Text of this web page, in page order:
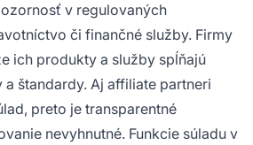
v regulovaných
či finančné služby. Firmy
ich produkty a služby spĺňajú
štandardy. Aj affiliate partneri
preto je transparentné
nevyhnutné. Funkcie súladu v